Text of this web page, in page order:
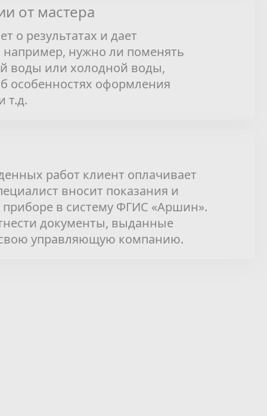
от мастера
о результатах и дает
нужно ли поменять
воды или холодной воды,
особенностях оформления
т.д.
работ клиент оплачивает
вносит показания и
в систему ФГИС «Аршин».
документы, выданные
управляющую компанию.